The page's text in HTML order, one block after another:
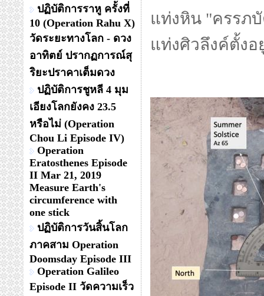
ปฏิบัติการราหู ครั้งที่
10 (Operation Rahu X)
วัดระยะทางโลก - ดวง
อาทิตย์ ปรากฏการณ์สุ
ริยะปราคาเต็มดวง
ปฏิบัติการชูหลี 4 มุม
เอียงโลกยังคง 23.5
หรือไม่ (Operation
Chou Li Episode IV)
Operation
Eratosthenes Episode
II Mar 21, 2019
Measure Earth's
circumference with
one stick
ปฏิบัติการวันสิ้นโลก
ภาคสาม Operation
Doomsday Episode III
Operation Galileo
Episode II วัดความเร็ว
แท่งหิน "ครรภ
แท่งศิวลึงค์ตั้งอ